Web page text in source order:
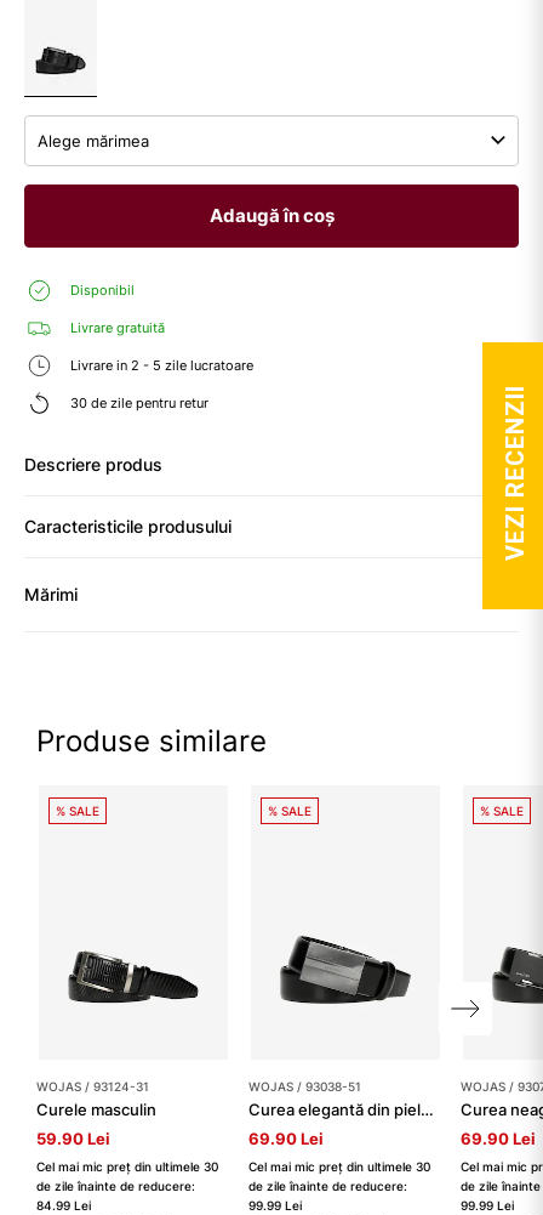
Alege mărimea
Adaugă în coș
Disponibil
Livrare gratuită
Livrare in 2 - 5 zile lucratoare
30 de zile pentru retur
Descriere produs
Caracteristicile produsului
Mărimi
Produse similare
% SALE
WOJAS / 93124-31
Curele masculin
59.90 Lei
Cel mai mic preț din ultimele 30
de zile înainte de reducere:
84.99 Lei
% SALE
WOJAS / 93038-51
Curea elegantă din piele neagră cu cataramă completă bărbați
69.90 Lei
Cel mai mic preț din ultimele 30
de zile înainte de reducere:
99.99 Lei
% SALE
WOJAS /
69.90 Lei
Cel mai mic
de zile
99.99 Lei
VEZI RECENZII